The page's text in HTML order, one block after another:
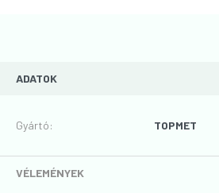
ADATOK
Gyártó: TOPMET
VÉLEMÉNYEK